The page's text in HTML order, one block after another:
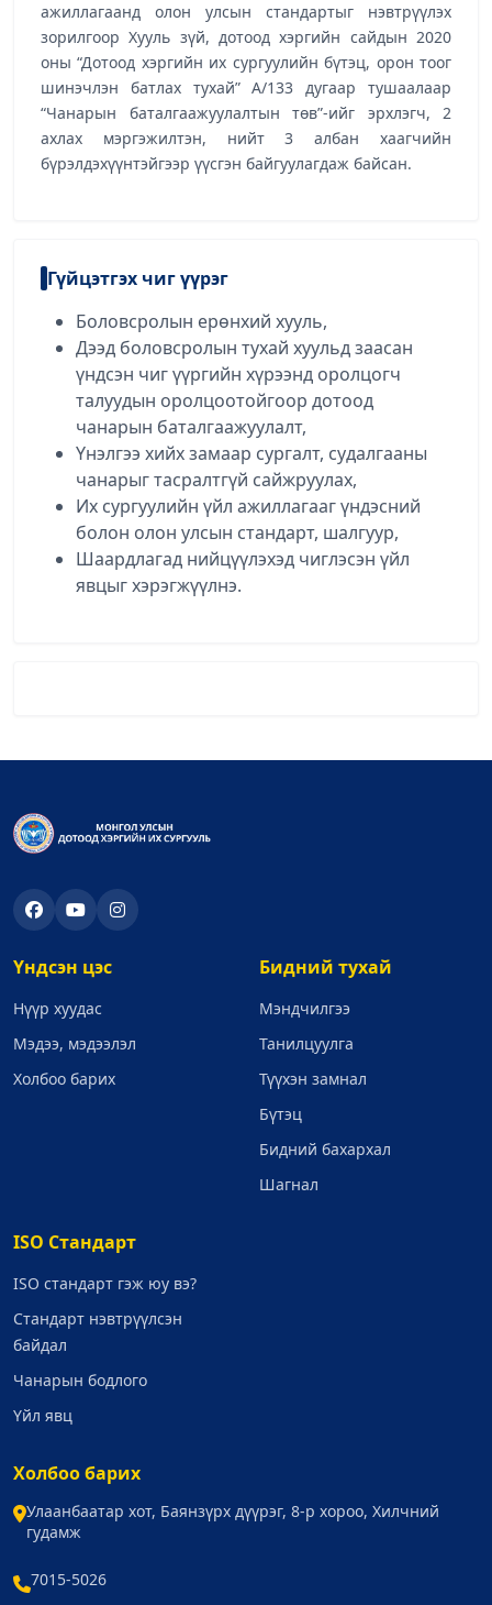
ажиллагаанд олон улсын стандартыг нэвтрүүлэх
зорилгоор Хууль зүй, дотоод хэргийн сайдын 2020
оны “Дотоод хэргийн их сургуулийн бүтэц, орон тоог
шинэчлэн батлах тухай” А/133 дугаар тушаалаар
“Чанарын баталгаажуулалтын төв”-ийг эрхлэгч, 2
ахлах мэргэжилтэн, нийт 3 албан хаагчийн
бүрэлдэхүүнтэйгээр үүсгэн байгуулагдаж байсан.
Гүйцэтгэх чиг үүрэг
Боловсролын ерөнхий хууль,
Дээд боловсролын тухай хуульд заасан
үндсэн чиг үүргийн хүрээнд оролцогч
талуудын оролцоотойгоор дотоод
чанарын баталгаажуулалт,
Үнэлгээ хийх замаар сургалт, судалгааны
чанарыг тасралтгүй сайжруулах,
Их сургуулийн үйл ажиллагааг үндэсний
болон олон улсын стандарт, шалгуур,
Шаардлагад нийцүүлэхэд чиглэсэн үйл
явцыг хэрэгжүүлнэ.
Үндсэн цэс
Нүүр хуудас
Мэдээ, мэдээлэл
Холбоо барих
Бидний тухай
Мэндчилгээ
Танилцуулга
Түүхэн замнал
Бүтэц
Бидний бахархал
Шагнал
ISO Стандарт
ISO стандарт гэж юу вэ?
Стандарт нэвтрүүлсэн
байдал
Чанарын бодлого
Үйл явц
Холбоо барих
Улаанбаатар хот, Баянзүрх дүүрэг, 8-р хороо, Хилчний
гудамж
7015-5026